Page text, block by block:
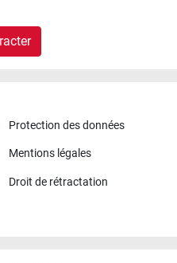
Protection des données
Mentions légales
Droit de rétractation